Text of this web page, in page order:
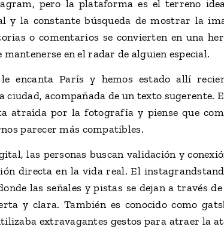
pero la plataforma es el terreno
y la constante búsqueda de mostrar la
o comentarios se convierten en una
en el radar de alguien especial.
encanta París y hemos estado allí
acompañada de un texto sugerente.
atraída por la fotografía y piense que
parecer más compatibles.
las personas buscan validación y
directa en la vida real. El
las señales y pistas se dejan a través
y clara. También es conocido como
extravagantes gestos para atraer la